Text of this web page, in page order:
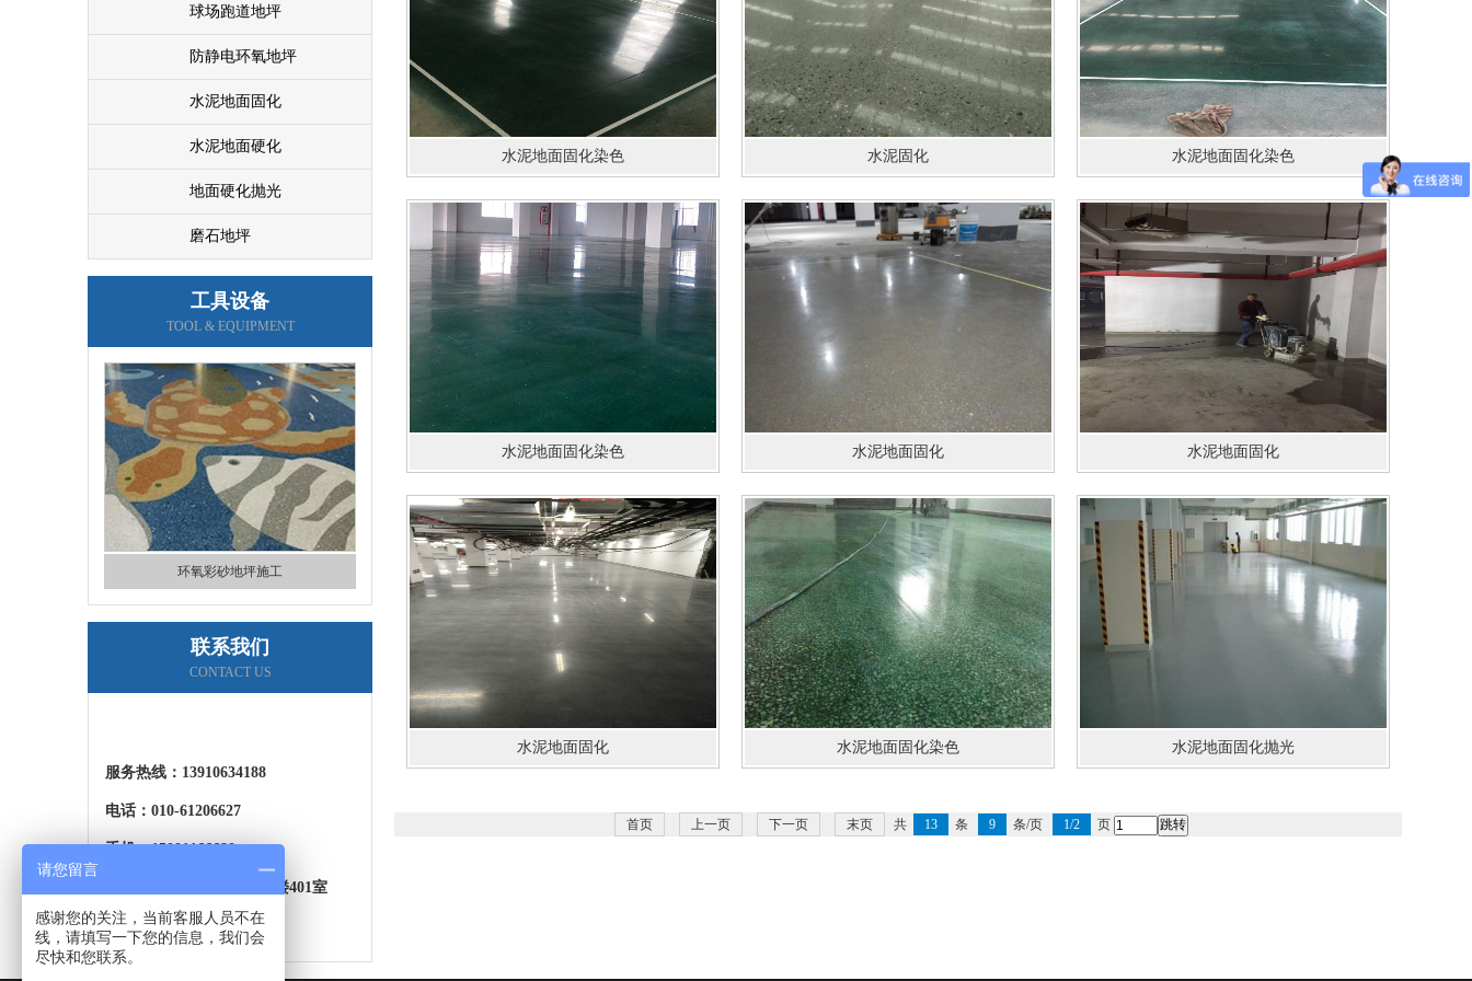
水泥地面固化染色 水泥固化 水泥地面固化染色
水泥地面固化染色 水泥地面固化 水泥地面固化
水泥地面固化 水泥地面固化染色 水泥地面固化抛光
首页 上一页 下一页 末页 共 13 条 9 条/页 1/2 页
球场跑道地坪
防静电环氧地坪
水泥地面固化
水泥地面硬化
地面硬化抛光
磨石地坪
工具设备
TOOL & EQUIPMENT
车位画线
环氧彩砂地坪施工
车库环氧地坪施工
联系我们
CONTACT US
服务热线： 13910634188
电话：010-61206627
手机：15001166680
地址：广渠路66号院22号楼401室
请您留言
感谢您的关注，当前客服人员不在
线，请填写一下您的信息，我们会
尽快和您联系。